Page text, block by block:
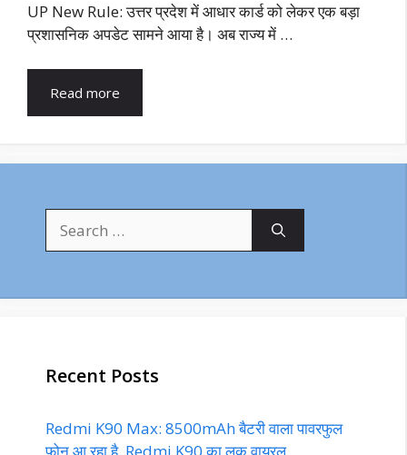
UP New Rule: उत्तर प्रदेश में आधार कार्ड को लेकर एक बड़ा
प्रशासनिक अपडेट सामने आया है। अब राज्य में …
Read more
for:
Recent Posts
Redmi K90 Max: 8500mAh बैटरी वाला पावरफुल